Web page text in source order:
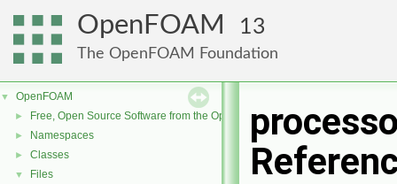
OpenFOAM 13
The OpenFOAM Foundation
▼ OpenFOAM
► Free, Open Source Software from the OpenFOAM Foundation
► Namespaces
► Classes
▼ Files